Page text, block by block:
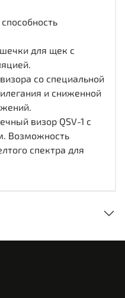
для щек с
со специальной
и сниженной
визор QSV-1 с
Возможность
спектра для